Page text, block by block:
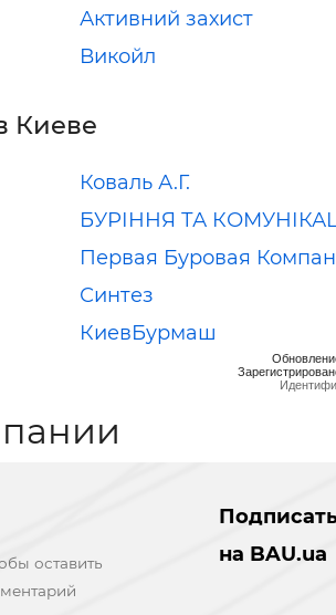
Активний захист
Викойл
Киеве
Коваль А.Г.
БУРІННЯ ТА
Первая Буровая
Синтез
КиевБурмаш
оставить
на BAU.ua